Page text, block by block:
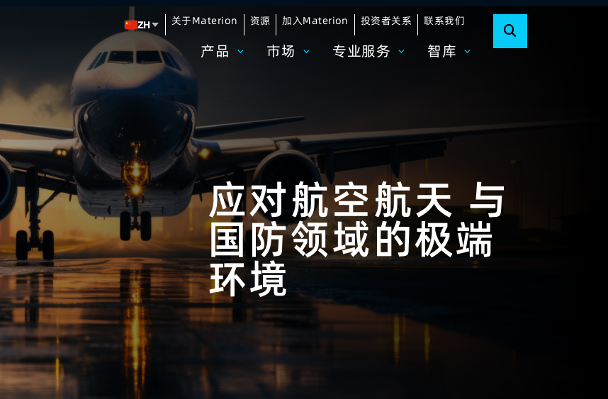
ZH
Change language
关于Materion 资源 加入Materion 投资者关系 联系我们
产品 市场 专业服务 智库
应对航空航天与
国防领域的极端
环境​